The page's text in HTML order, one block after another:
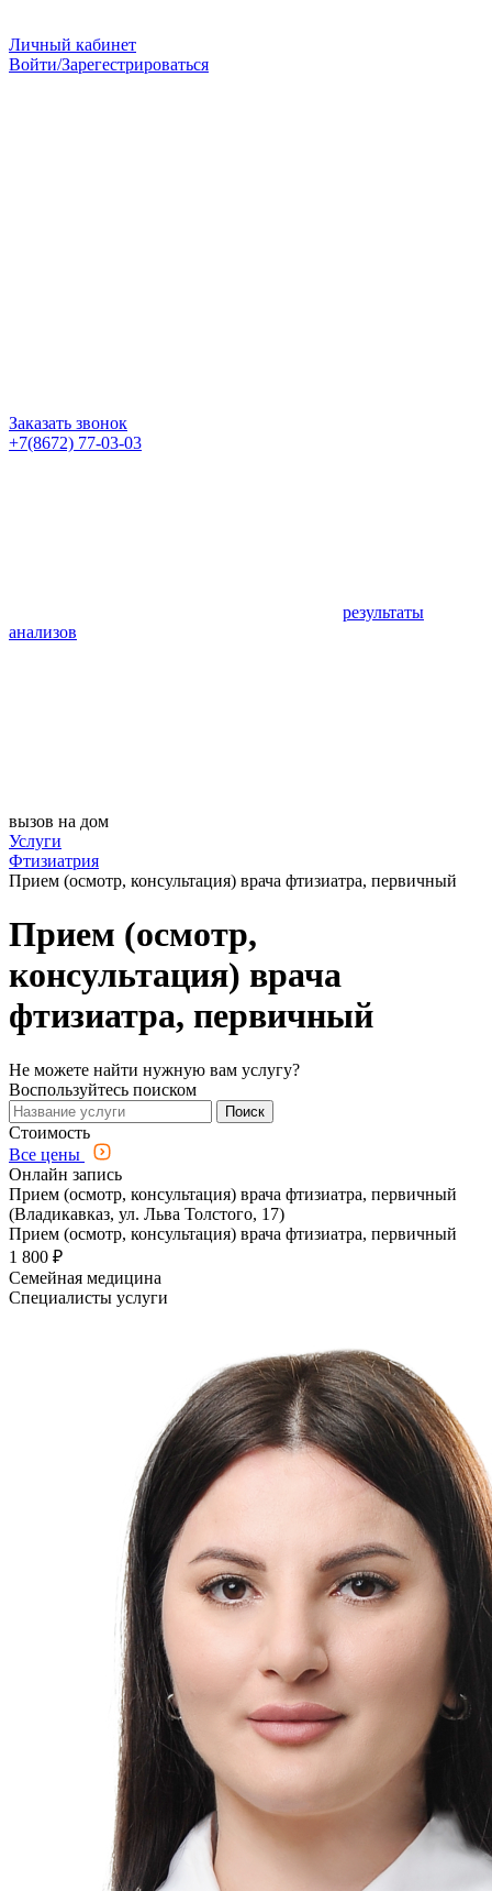
Личный кабинет
Войти/Зарегестрироваться
Заказать звонок
+7(8672) 77-03-03
результаты
анализов
вызов на дом
Услуги
Фтизиатрия
Прием (осмотр, консультация) врача фтизиатра, первичный
Прием (осмотр,
консультация) врача
фтизиатра, первичный
Не можете найти нужную вам услугу?
Воспользуйтесь поиском
Поиск
Стоимость
Все цены
Онлайн запись
Прием (осмотр, консультация) врача фтизиатра, первичный
(Владикавказ, ул. Льва Толстого, 17)
Прием (осмотр, консультация) врача фтизиатра, первичный
1 800 ₽
Семейная медицина
Специалисты услуги